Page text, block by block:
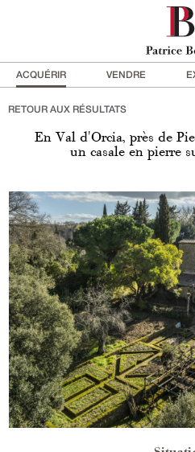
ACQUÉRIR VENDRE
RETOUR AUX RÉSULTATS
En Val d'Orcia, près de
un casale en pierre